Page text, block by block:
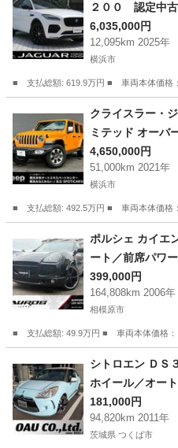
２００ 認定中
ド フロントシー
メモリ アダプテ
ンタラクティブ
アリングパドル
6,035,000円
12,095km 2025年
横浜市
■ 支払総額: 619.9万円 ■ 車両本体価
その他
クライスラー・
ミテッド オー
２００台 ワン
純正ナビ・フル
イヤカバー Ｍ
ＥＲＬＡＮＤ刺
検整備付）
4,650,000円
51,000km 2021年
横浜市
■ 支払総額: 492.5万円 ■ 車両本体価
ポルシェ カイエ
ート／前席パワ
ックカメラ／前
イール／ＥＴＣ
399,000円
164,808km 2006年
相模原市
■ 支払総額: 49.9万円 ■ 車両本体価格
シトロエン ＤＳ
ホイール／オー
181,000円
94,820km 2011年
茨城県 つくば市